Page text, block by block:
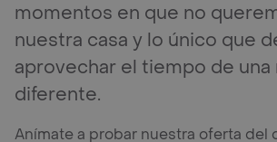
momentos en que no
nuestra casa y lo único que
aprovechar el tiempo de una
diferente.
Anímate a probar nuestra oferta del